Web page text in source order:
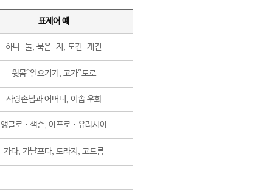
표제어 예
하나-둘, 묵은-지, 도긴-개긴
윗몸^일으키기, 고가^도로
사랑손님과 어머니, 이솝 우화
앵글로ㆍ색슨, 아프로ㆍ유라시아
가다, 가냘프다, 도라지, 고드름